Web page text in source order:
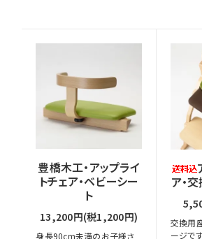
豊橋木工・アップライ
トチェア・ベビーシー
ト
13,200円(税1,200円)
身長90cm未満のお子様さ
ア・
交換用
ージで